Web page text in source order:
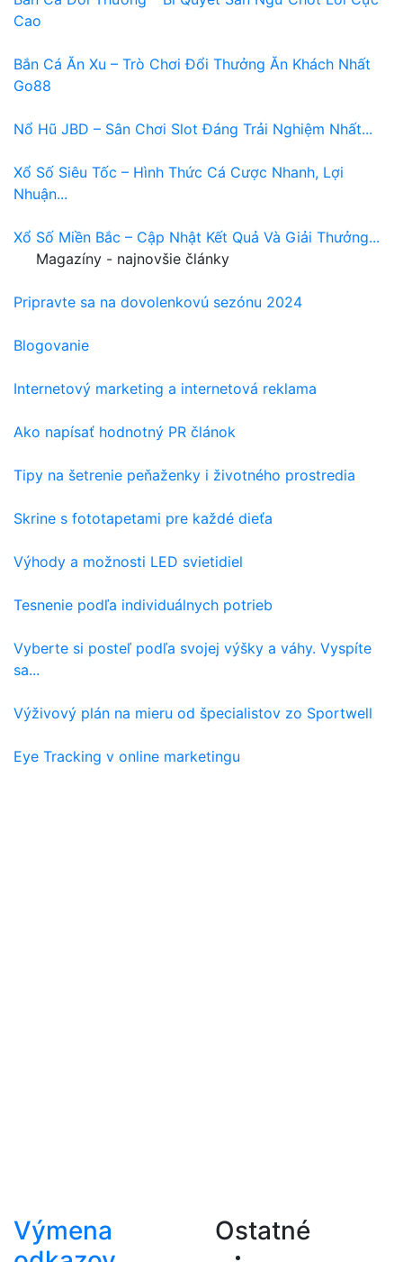
Cao
Bắn Cá Ăn Xu – Trò Chơi Đổi Thưởng Ăn Khách Nhất
Go88
Nổ Hũ JBD – Sân Chơi Slot Đáng Trải Nghiệm Nhất...
Xổ Số Siêu Tốc – Hình Thức Cá Cược Nhanh, Lợi
Nhuận...
Xổ Số Miền Bắc – Cập Nhật Kết Quả Và Giải Thưởng...
Magazíny - najnovšie články
Pripravte sa na dovolenkovú sezónu 2024
Blogovanie
Internetový marketing a internetová reklama
Ako napísať hodnotný PR článok
Tipy na šetrenie peňaženky i životného prostredia
Skrine s fototapetami pre každé dieťa
Výhody a možnosti LED svietidiel
Tesnenie podľa individuálnych potrieb
Vyberte si posteľ podľa svojej výšky a váhy. Vyspíte
sa...
Výživový plán na mieru od špecialistov zo Sportwell
Eye Tracking v online marketingu
Výmena
Ostatné